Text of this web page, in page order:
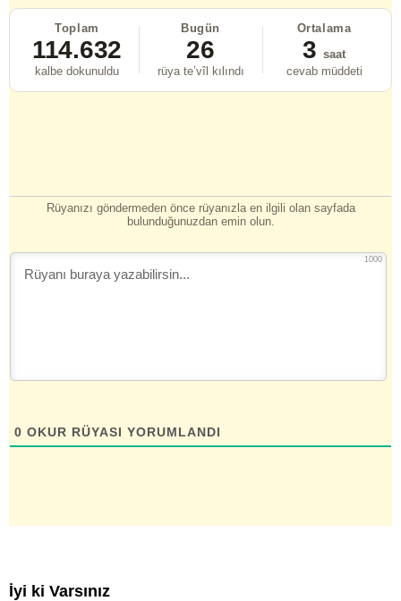
Toplam
114.632
kalbe dokunuldu
Bugün
26
rüya te’vîl kılındı
Ortalama
3 saat
cevab müddeti
Rüyanızı göndermeden önce rüyanızla en ilgili olan sayfada
bulunduğunuzdan emin olun.
1000
0 OKUR RÜYASI YORUMLANDI
İyi ki Varsınız